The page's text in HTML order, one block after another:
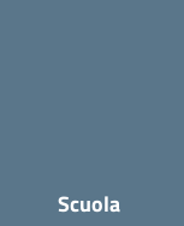
Scuola